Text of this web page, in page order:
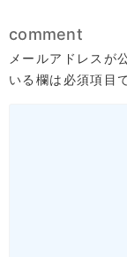
comment
メールアドレスが
いる欄は必須項目